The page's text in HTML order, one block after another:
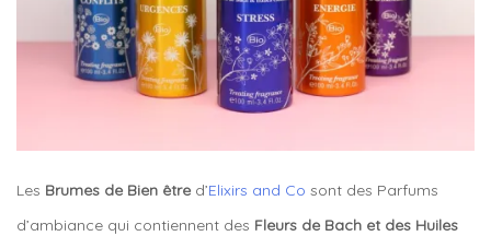
Les Brumes de Bien être d’Elixirs and Co sont des Parfums
d’ambiance qui contiennent des Fleurs de Bach et des Huiles